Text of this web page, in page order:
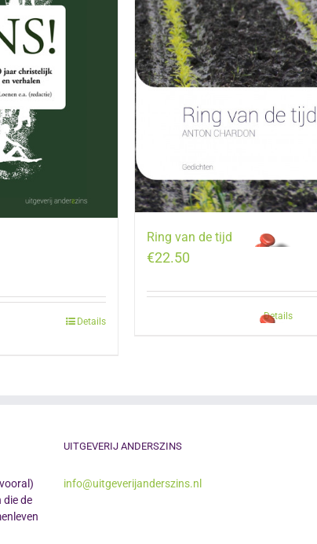
Details
Ring van de tijd
€22.50
Details
die de
UITGEVERIJ ANDERSZINS
info@uitgeverijanderszins.nl